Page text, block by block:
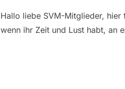
Hallo liebe SVM-Mitglieder,
wenn ihr Zeit und Lust habt, an